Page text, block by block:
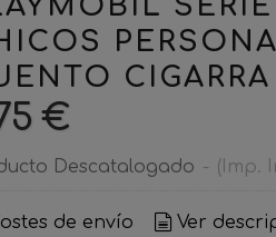
€
Descatalogado - (Imp.
de envío
Ver